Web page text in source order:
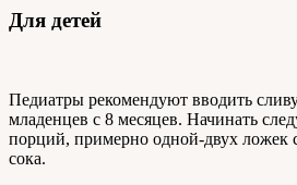
Для детей
Педиатры рекомендуют вводить
младенцев с 8 месяцев. Начинать
порций, примерно одной-двух ложек
сока.